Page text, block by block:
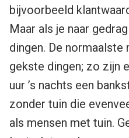
bijvoorbeeld
Maar als je naar
dingen. De normaalste
gekste dingen; zo zijn
uur ’s nachts een
zonder tuin die
als mensen met tuin.